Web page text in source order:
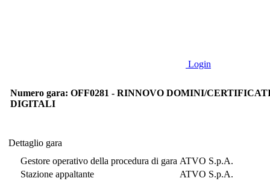
Login
Numero gara: OFF0281 - RINNOVO DOMINI/
DIGITALI
Dettaglio gara
Gestore operativo della procedura di gara ATVO S.p.A.
Stazione appaltante
ATVO S.p.A.